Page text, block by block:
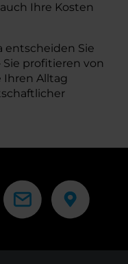
Ihre Kosten
entscheiden Sie
Sie profitieren von
Ihren Alltag